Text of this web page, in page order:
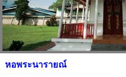
หอพระนารายณ์